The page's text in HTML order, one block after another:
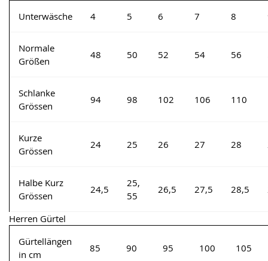
Unterwäsche
4 5 6 7 8
Normale
Größen
48 50 52 54 56
Schlanke
Grössen
94 98 102 106 110
Kurze
Grössen
24 25 26 27 28
Halbe Kurz
Grössen
24,5
25,
55
26,5 27,5 28,5
Herren Gürtel
Gürtellängen
in cm
85 90 95 100 105